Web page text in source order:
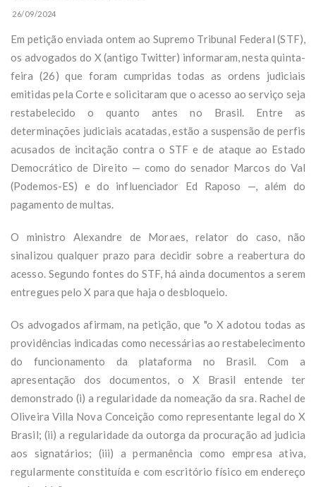
26/09/2024
Em petição enviada ontem ao Supremo Tribunal Federal (STF),
os advogados do X (antigo Twitter) informaram, nesta quinta-
feira (26) que foram cumpridas todas as ordens judiciais
emitidas pela Corte e solicitaram que o acesso ao serviço seja
restabelecido o quanto antes no Brasil. Entre as
determinações judiciais acatadas, estão a suspensão de perfis
acusados de incitação contra o STF e de ataque ao Estado
Democrático de Direito — como do senador Marcos do Val
(Podemos-ES) e do influenciador Ed Raposo —, além do
pagamento de multas.
O ministro Alexandre de Moraes, relator do caso, não
sinalizou qualquer prazo para decidir sobre a reabertura do
acesso. Segundo fontes do STF, há ainda documentos a serem
entregues pelo X para que haja o desbloqueio.
Os advogados afirmam, na petição, que "o X adotou todas as
providências indicadas como necessárias ao restabelecimento
do funcionamento da plataforma no Brasil. Com a
apresentação dos documentos, o X Brasil entende ter
demonstrado (i) a regularidade da nomeação da sra. Rachel de
Oliveira Villa Nova Conceição como representante legal do X
Brasil; (ii) a regularidade da outorga da procuração ad judicia
aos signatários; (iii) a permanência como empresa ativa,
regularmente constituída e com escritório físico em endereço